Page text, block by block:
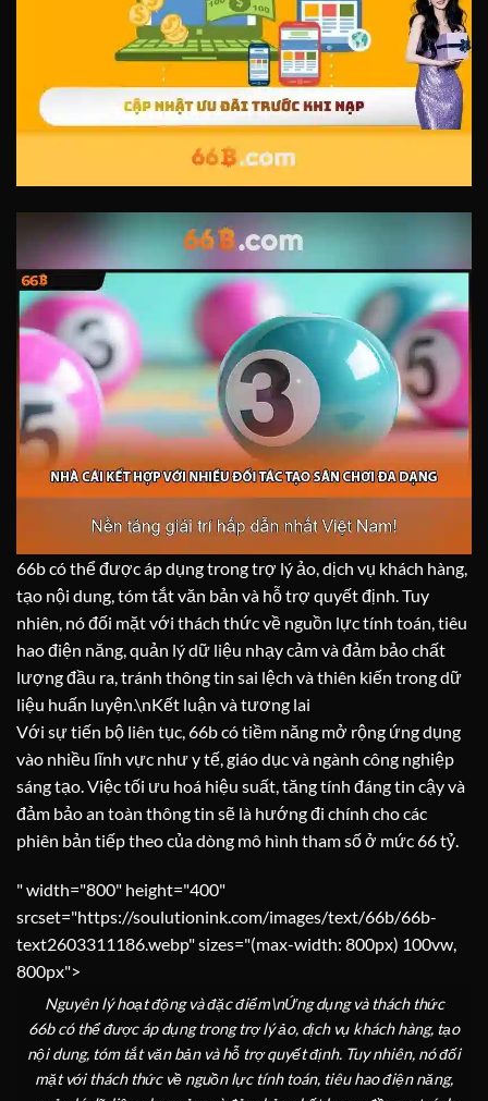
66b có thể được áp dụng trong trợ lý ảo, dịch vụ khách hàng,
tạo nội dung, tóm tắt văn bản và hỗ trợ quyết định. Tuy
nhiên, nó đối mặt với thách thức về nguồn lực tính toán, tiêu
hao điện năng, quản lý dữ liệu nhạy cảm và đảm bảo chất
lượng đầu ra, tránh thông tin sai lệch và thiên kiến trong dữ
liệu huấn luyện.\nKết luận và tương lai
Với sự tiến bộ liên tục, 66b có tiềm năng mở rộng ứng dụng
vào nhiều lĩnh vực như y tế, giáo dục và ngành công nghiệp
sáng tạo. Việc tối ưu hoá hiệu suất, tăng tính đáng tin cậy và
đảm bảo an toàn thông tin sẽ là hướng đi chính cho các
phiên bản tiếp theo của dòng mô hình tham số ở mức 66 tỷ.
" width="800" height="400"
srcset="https://soulutionink.com/images/text/66b/66b-
text2603311186.webp" sizes="(max-width: 800px) 100vw,
800px">
Nguyên lý hoạt động và đặc điểm\nỨng dụng và thách thức
66b có thể được áp dụng trong trợ lý ảo, dịch vụ khách hàng, tạo
nội dung, tóm tắt văn bản và hỗ trợ quyết định. Tuy nhiên, nó đối
mặt với thách thức về nguồn lực tính toán, tiêu hao điện năng,